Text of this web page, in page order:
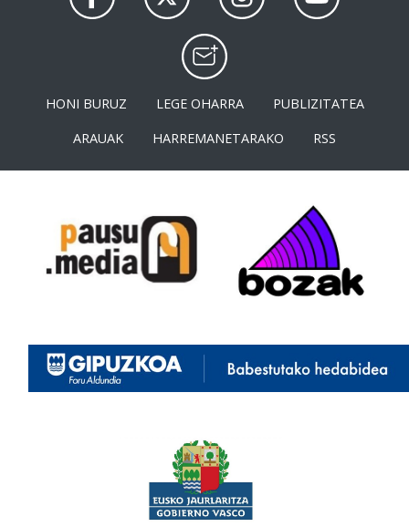
HONI BURUZ LEGE OHARRA
PUBLIZITATEA
ARAUAK
HARREMANETARAKO RSS